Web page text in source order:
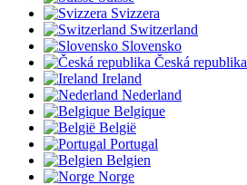
Svizzera
Switzerland
Slovensko
Česká republika
Ireland
Nederland
Belgique
België
Portugal
Belgien
Norge